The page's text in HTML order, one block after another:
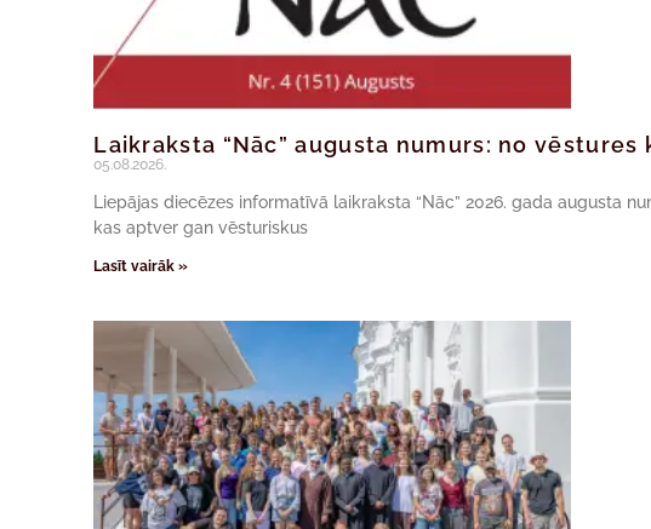
Laikraksta “Nāc” augusta numurs: no
05.08.2026.
Liepājas diecēzes informatīvā laikraksta “Nāc” 2026. gada augusta
kas aptver gan vēsturiskus
Lasīt vairāk »